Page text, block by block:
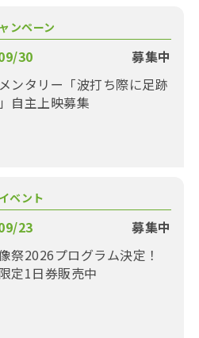
ンペーン
30
募集中
ンタリー「波打ち際に足跡
自主上映募集
イベント
23
募集中
祭2026プログラム決定！
定1日券販売中